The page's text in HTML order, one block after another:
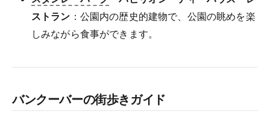
ストラン ：公園内の歴史的建物で、公園の眺めを楽
しみながら食事ができます。
バンクーバーの街歩きガイド